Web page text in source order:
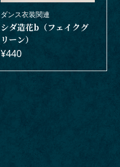
ダンス衣装関連
シダ造花b（フェイクグ
リーン）
¥440